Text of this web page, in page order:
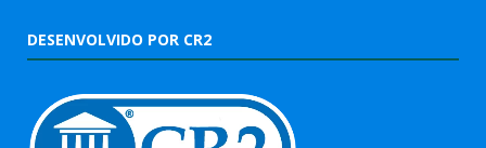
DESENVOLVIDO POR CR2